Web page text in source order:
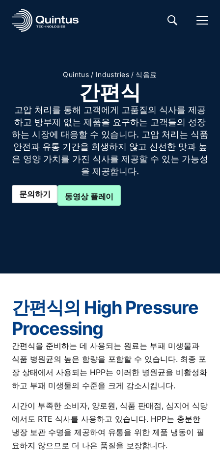
Quintus / Industries / 식음료
간편식
고압 처리를 통해 고객에게 고품질의 식사를 제공
하고 방부제 없는 제품을 요구하는 고객들의 성장
하는 시장에 대응할 수 있습니다. 고압 처리는 식품
안전과 유통 기간을 희생하지 않고 신선한 맛과 높
은 영양 가치를 가진 식사를 제공할 수 있는 가능성
을 제공합니다.
문의하기 동영상 플레이
간편식의 High Pressure
Processing
간편식을 준비하는 데 사용되는 원료는 부패 미생물과
식품 병원균의 높은 함량을 포함할 수 있습니다. 최종 포
장 상태에서 사용되는 HPP는 이러한 병원균을 비활성화
하고 부패 미생물의 수준을 크게 감소시킵니다.
시간이 부족한 소비자, 양로원, 식품 판매점, 심지어 식당
에서도 RTE 식사를 사용하고 있습니다. HPP는 충분한
냉장 보관 수명을 제공하여 유통을 위한 제품 냉동이 필
요하지 않으므로 더 나은 품질을 보장합니다.